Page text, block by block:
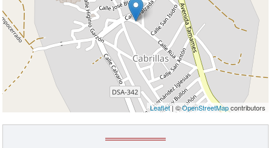
Leaflet| ©OpenStreetMapcontributors